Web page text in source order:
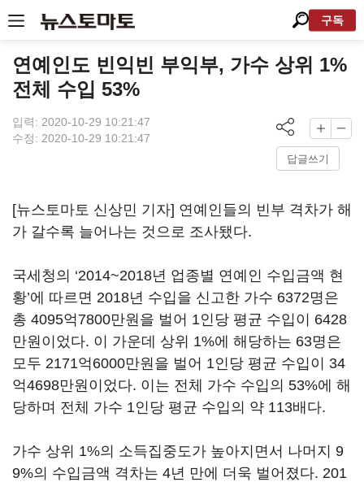
구독
연예인도 빈익빈 부익부, 가수 상위 1%
전체 수입 53%
입력: 2020-10-29 10:21:47
수정: 2020-10-29 10:21:47
답글쓰기
[뉴스토마토 신상민 기자] 연예인들의 빈부 격차가 해
가 갈수록 늘어나는 것으로 조사됐다.
국세청의 ‘2014~2018년 업종별 연예인 수입금액 현
황’에 따르면 2018년 수입을 신고한 가수 6372명은
총 4095억7800만원을 벌어 1인당 평균 수입이 6428
만원이었다. 이 가운데 상위 1%에 해당하는 63명은
모두 2171억6000만원을 벌어 1인당 평균 수입이 34
억4698만원이었다. 이는 전체 가수 수입의 53%에 해
당하며 전체 가수 1인당 평균 수입의 약 113배다.
가수 상위 1%의 소득집중도가 높아지면서 나머지 9
9%의 수입금액 격차는 4년 만에 더욱 벌어졌다. 201